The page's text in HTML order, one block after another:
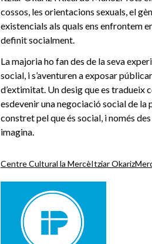
cossos, les orientacions sexuals, el
existencials als quals ens enfrontem
definit socialment.
La majoria ho fan des de la seva
social, i s’aventuren a exposar
d’extimitat. Un desig que es tradueix
esdevenir una negociació social de
constret pel que és social, i només
imagina.
Centre Cultural la MercèItziar Okariz